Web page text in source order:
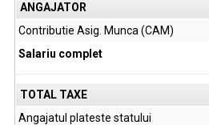
ANGAJATOR
Contributie Asig. Munca (CAM)
Salariu complet
TOTAL TAXE
Angajatul plateste statului